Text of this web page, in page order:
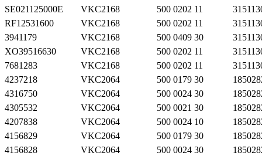
SE021125000E
VKC2168 500 0202 11
RF12531600
VKC2168 500 0202 11
3941179
VKC2168 500 0409 30
XO39516630
VKC2168 500 0202 11
7681283
VKC2168 500 0202 11
4237218
VKC2064 500 0179 30
4316750
VKC2064 500 0024 30
4305532
VKC2064 500 0021 30
4207838
VKC2064 500 0024 10
4156829
VKC2064 500 0179 30
4156828
VKC2064 500 0024 30